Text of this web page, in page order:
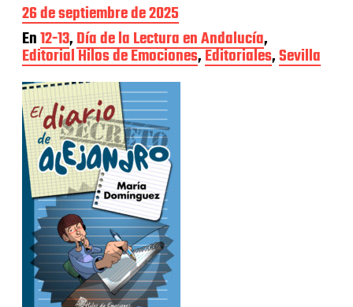
F
e
c
h
a
d
e
l
a
e
n
26 de septiembre de 2025
En12-13,Día de la Lectura en Andalucía,
Editorial Hilos de Emociones,Editoriales,Sevilla